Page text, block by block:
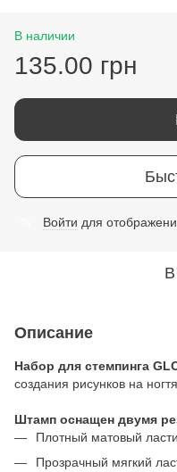
В наличии
135.00 грн
Войти для
Описание
Набор для стемпинга
создания рисунков на
Штамп оснащен двумя
Плотный матовый
Прозрачный мягкий